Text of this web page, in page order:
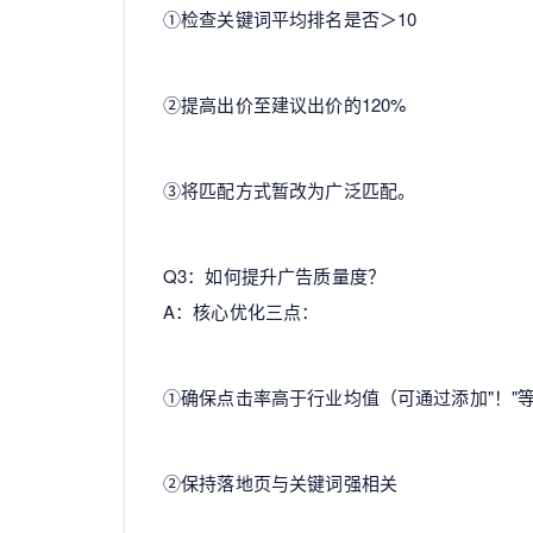
①检查关键词平均排名是否＞10
②提高出价至建议出价的120%
③将匹配方式暂改为广泛匹配。
Q3：如何提升广告质量度？
A：核心优化三点：
①确保点击率高于行业均值（可通过添加"！"等
②保持落地页与关键词强相关